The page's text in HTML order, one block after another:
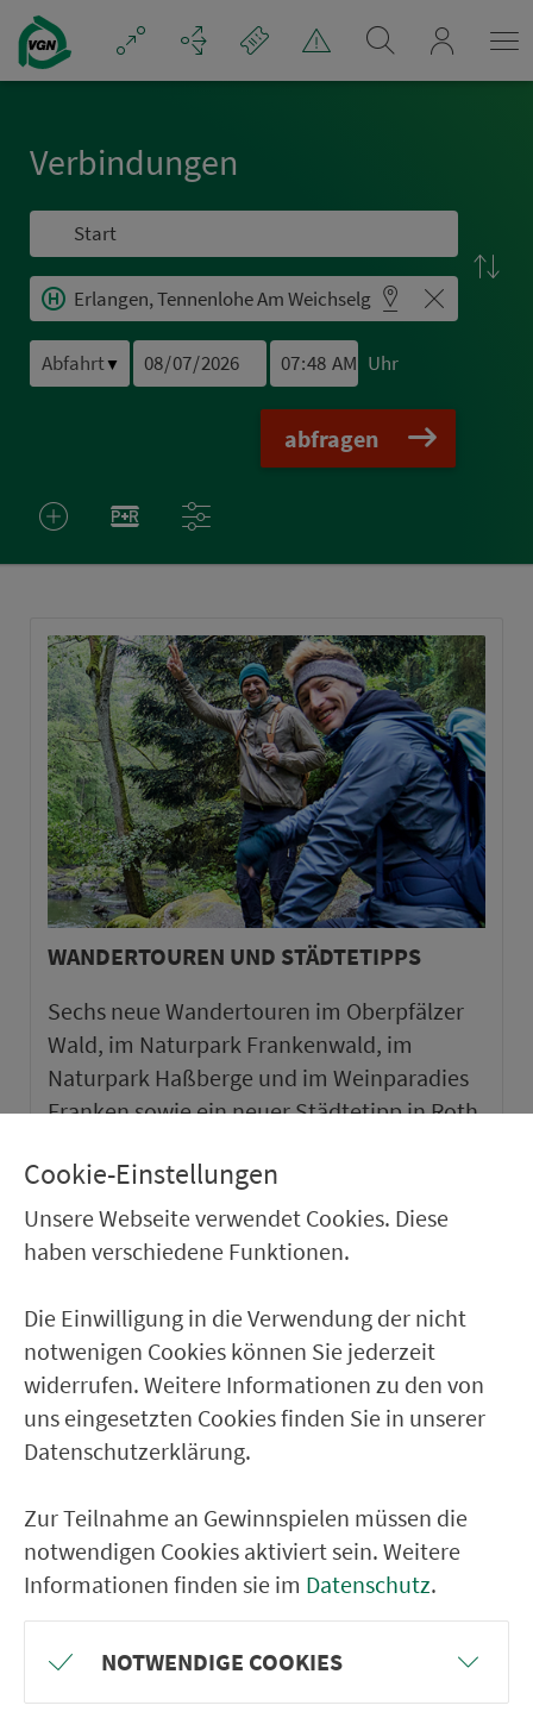
Navigation überspringen
Ver­bin­dungen
▼ Uhr
abfragen
WANDERTOUREN UND STÄDTETIPPS
Sechs neue Wandertouren im Oberpfälzer
Wald, im Naturpark Frankenwald, im
Naturpark Haßberge und im Weinparadies
Franken sowie ein neuer Städtetipp in Roth.
VGN-SOMMER 2026
Mach mit und gewinne einen von 1.000
Team-Plätzen für eine Abenteuer-Rallye!
Cookie-Einstellungen
Unsere Webseite verwendet Cookies. Diese
haben verschiedene Funktionen.
Die Einwilligung in die Verwendung der nicht
notwenigen Cookies können Sie jederzeit
widerrufen. Weitere Informationen zu den von
uns eingesetzten Cookies finden Sie in unserer
Datenschutzerklärung.
Zur Teilnahme an Gewinnspielen müssen die
notwendigen Cookies aktiviert sein. Weitere
Informationen finden sie im Datenschutz.
NOTWENDIGE COOKIES